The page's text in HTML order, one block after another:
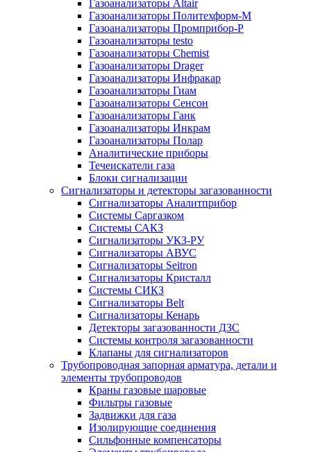
Газоанализаторы Altair
Газоанализаторы Политехформ-М
Газоанализаторы Промприбор-Р
Газоанализаторы testo
Газоанализаторы Chemist
Газоанализаторы Drager
Газоанализаторы Инфракар
Газоанализаторы Гиам
Газоанализаторы Сенсон
Газоанализаторы Ганк
Газоанализаторы Инкрам
Газоанализаторы Полар
Аналитические приборы
Течеискатели газа
Блоки сигнализации
Сигнализаторы и детекторы загазованности
Сигнализаторы Аналитприбор
Системы Саргазком
Системы САКЗ
Сигнализаторы УКЗ-РУ
Сигнализаторы АВУС
Сигнализаторы Seitron
Сигнализаторы Кристалл
Системы СИКЗ
Сигнализаторы Belt
Сигнализаторы Кенарь
Детекторы загазованности ДЗС
Системы контроля загазованности
Клапаны для сигнализаторов
Трубопроводная запорная арматура, детали и
элементы трубопроводов
Краны газовые шаровые
Фильтры газовые
Задвижки для газа
Изолирующие соединения
Сильфонные компенсаторы